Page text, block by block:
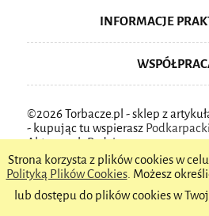
Strona korzysta z plików cookies w
Polityką Plików Cookies. Możesz
lub dostępu do plików cookies w
INFORMACJE
©2026 Torbacze.pl - sklep z
- kupując tu wspierasz
Aktywnych Rodzin
pokaż pełną
Sklep internetowy